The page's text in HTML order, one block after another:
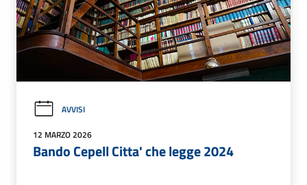
AVVISI
12 MARZO 2026
Bando Cepell Citta' che legge 2024